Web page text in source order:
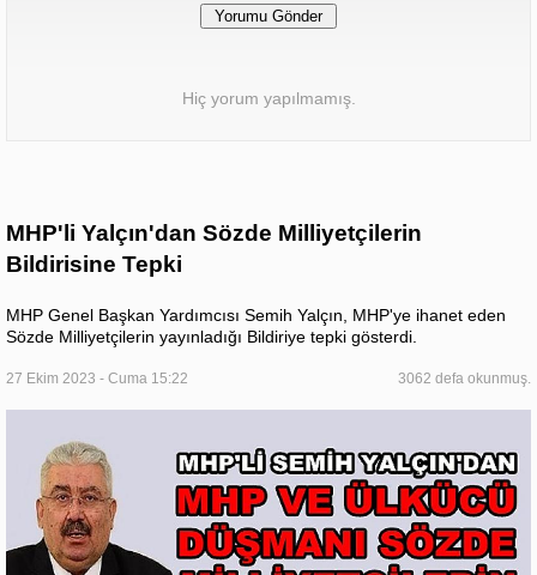
Hiç yorum yapılmamış.
MHP'li Yalçın'dan Sözde Milliyetçilerin
Bildirisine Tepki
MHP Genel Başkan Yardımcısı Semih Yalçın, MHP'ye ihanet eden
Sözde Milliyetçilerin yayınladığı Bildiriye tepki gösterdi.
27 Ekim 2023 - Cuma 15:22 3062 defa okunmuş.